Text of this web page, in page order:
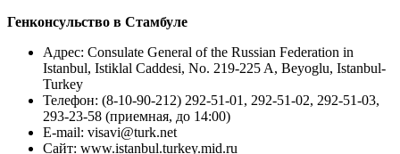
Генконсульство в Стамбуле
Адрес: Consulate General of the Russian Federation in
Istanbul, Istiklal Caddesi, No. 219-225 A, Beyoglu, Istanbul-
Turkey
Телефон: (8-10-90-212) 292-51-01, 292-51-02, 292-51-03,
293-23-58 (приемная, до 14:00)
E-mail: visavi@turk.net
Сайт: www.istanbul.turkey.mid.ru